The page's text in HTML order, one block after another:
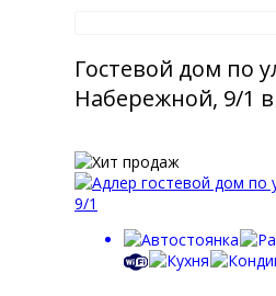
Гостевой дом по
Набережной, 9/1